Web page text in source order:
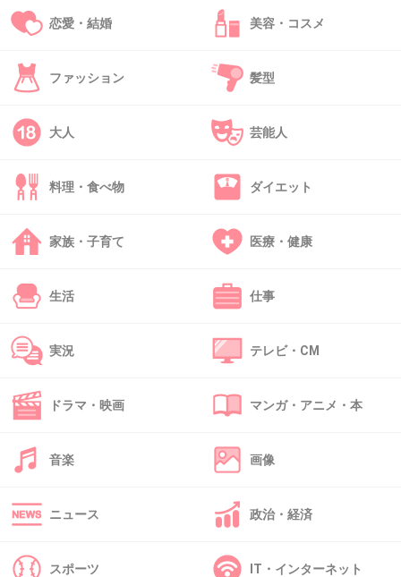
恋愛・結婚 美容・コスメ
ファッション 髪型
大人 芸能人
料理・食べ物 ダイエット
家族・子育て 医療・健康
生活 仕事
実況 テレビ・CM
ドラマ・映画 マンガ・アニメ・本
音楽 画像
ニュース 政治・経済
スポーツ IT・インターネット